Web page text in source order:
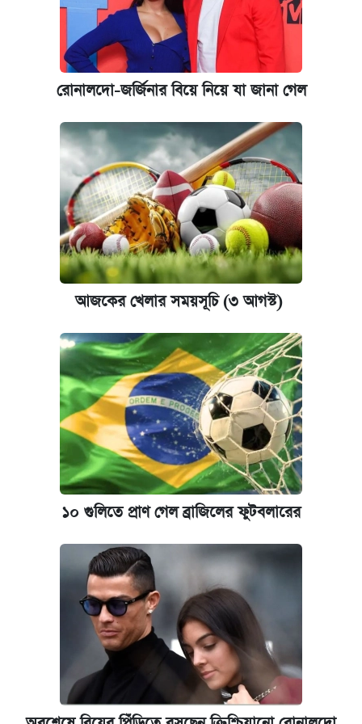
রোনালদো-জর্জিনার বিয়ে নিয়ে যা জানা গেল
আজকের খেলার সময়সূচি (৩ আগস্ট)
১০ গুলিতে প্রাণ গেল ব্রাজিলের ফুটবলারের